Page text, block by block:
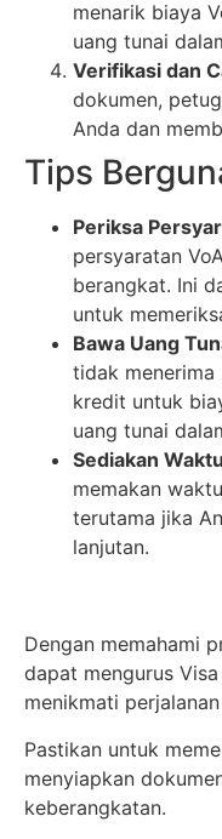
menarik biaya
uang tunai
Verifikasi dan
dokumen,
Anda dan
Tips
Periksa
persyaratan
berangkat. Ini
untuk
Bawa Uang
tidak menerima
kredit untuk
uang tunai
Sediakan
memakan
terutama jika
lanjutan.
Dengan memahami
dapat mengurus
menikmati
Pastikan untuk
menyiapkan
keberangkatan.